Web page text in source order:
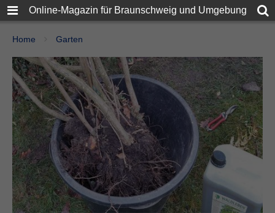
Online-Magazin für Braunschweig und Umgebung
Home Garten